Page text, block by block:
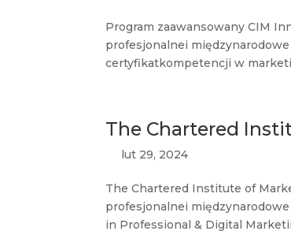
Program zaawansowany CIM
profesjonalnei
certyfikatkompetencji w
The Chartered
lut 29, 2024
The Chartered Institute of
profesjonalnei
in Professional & Digital